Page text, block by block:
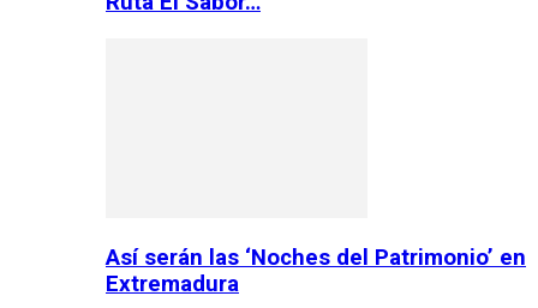
Así serán las ‘Noches del Patrimonio’ en
Extremadura